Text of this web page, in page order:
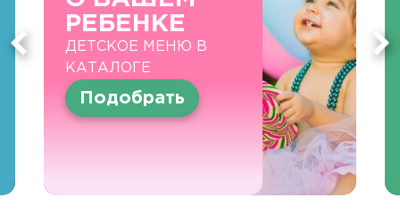
РЕБЕНКЕ
ДЕТСКОЕ МЕНЮ В
КАТАЛОГЕ
Подобрать